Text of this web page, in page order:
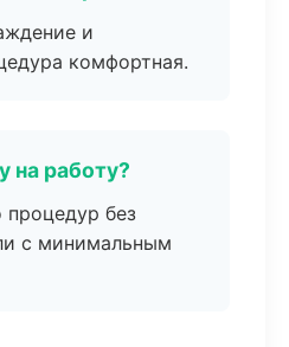
и
комфортная.
на работу?
без
с минимальным